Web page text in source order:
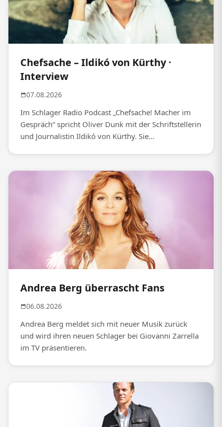
Chefsache – Ildikó von Kürthy ·
Interview
07.08.2026
Im Schlager Radio Podcast „Chefsache! Macher im
Gespräch“ spricht Oliver Dunk mit der Schriftstellerin
und Journalistin Ildikó von Kürthy. Sie...
Andrea Berg überrascht Fans
06.08.2026
Andrea Berg meldet sich mit neuer Musik zurück
und wird ihren neuen Schlager bei Giovanni Zarrella
im TV präsentieren.